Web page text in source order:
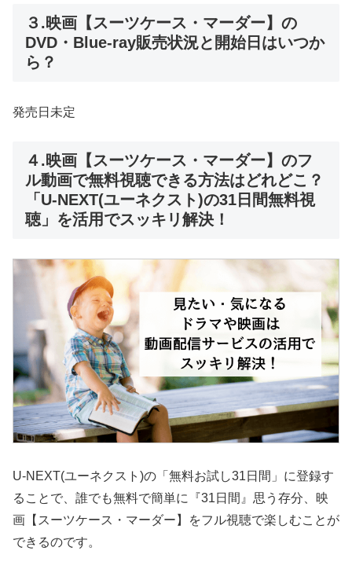
３.映画【スーツケース・マーダー】の
DVD・Blue-ray販売状況と開始日はいつか
ら？
発売日未定
４.映画【スーツケース・マーダー】のフ
ル動画で無料視聴できる方法はどれどこ？
「U-NEXT(ユーネクスト)の31日間無料視
聴」を活用でスッキリ解決！
U-NEXT(ユーネクスト)の「無料お試し31日間」に登録す
ることで、誰でも無料で簡単に『31日間』思う存分、映
画【スーツケース・マーダー】をフル視聴で楽しむことが
できるのです。